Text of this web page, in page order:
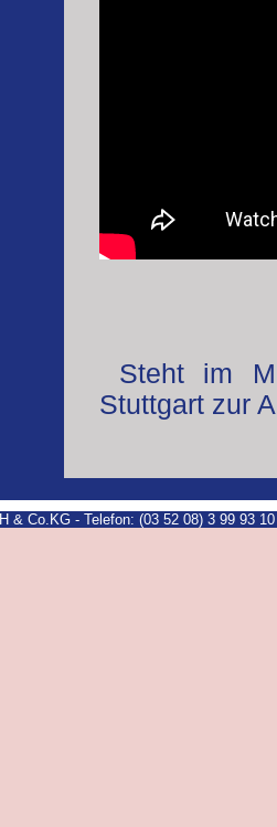
Steht im
Stuttgart zur
& Co.KG - Telefon: (03 52 08) 3 99 93 10